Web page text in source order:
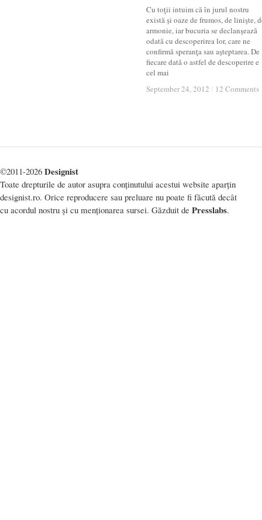
Cu toţii intuim că în jurul nostru
există şi oaze de frumos, de linişte,
armonie, iar bucuria se declanşează
odată cu descoperirea lor, care ne
confirmă speranţa sau aşteptarea. De
fiecare dată o astfel de descoperire e
cel mai
September 24, 2012 / 12 Comments
September 24, 2012 / 12 Comments
©2011-2026 Designist
Toate drepturile de autor asupra conținutului acestui website aparțin
designist.ro. Orice reproducere sau preluare nu poate fi făcută decât
cu acordul nostru și cu menționarea sursei. Găzduit de Presslabs.